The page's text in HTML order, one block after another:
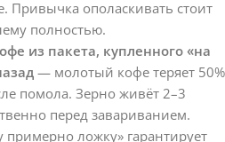
Привычка ополаскивать стоит
полностью.
из пакета, купленного «на
— молотый кофе теряет 50%
помола. Зерно живёт 2–3
перед завариванием.
ложку» гарантирует